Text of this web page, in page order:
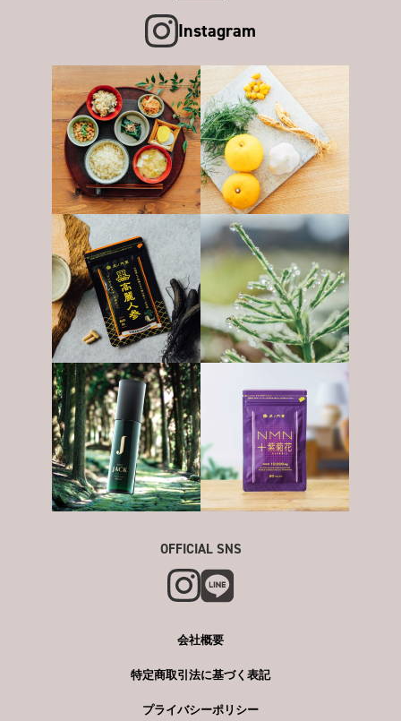
Instagram
OFFICIAL SNS
会社概要
特定商取引法に基づく表記
プライバシーポリシー